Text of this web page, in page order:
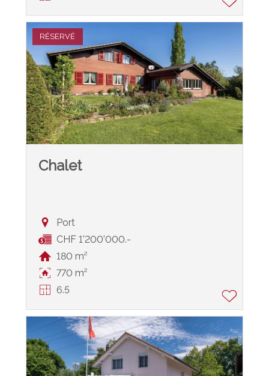
RÉSERVÉ
Chalet
Port
CHF 1'200'000.-
180 m²
770 m²
6.5